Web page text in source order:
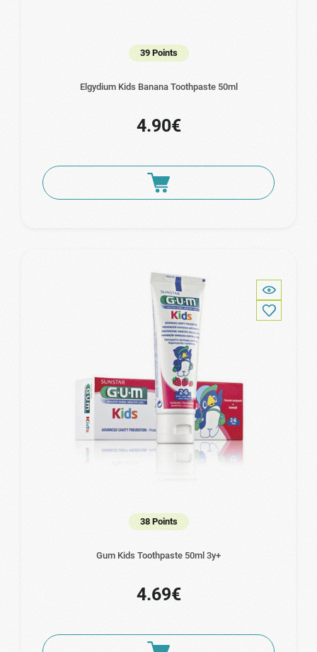
39 Points
Elgydium Kids Banana Toothpaste 50ml
4.90€
38 Points
Gum Kids Toothpaste 50ml 3y+
4.69€